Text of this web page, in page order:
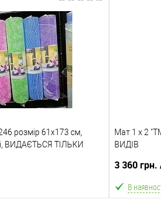
кошик
Порівняння
поштою протягом 2-5 днів
(упаковку оплачує
(див. фото), колір та
Склад
Доставка/
після
розмір 61х173 см,
ВИДАЄТЬСЯ ТІЛЬКИ
Мат 1 х 2
ВИДІВ
3 360 грн.
В